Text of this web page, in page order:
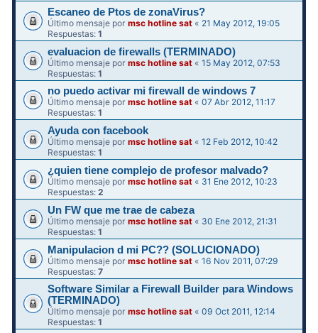
Escaneo de Ptos de zonaVirus?
Último mensaje pormsc hotline sat « 21 May 2012, 19:05
Respuestas:1
evaluacion de firewalls (TERMINADO)
Último mensaje pormsc hotline sat «15 May 2012, 07:53
Respuestas:1
no puedo activar mi firewall de windows 7
Último mensaje pormsc hotline sat «07 Abr 2012, 11:17
Respuestas:1
Ayuda con facebook
Último mensaje pormsc hotline sat «12 Feb 2012, 10:42
Respuestas:1
¿quien tiene complejo de profesor malvado?
Último mensaje pormsc hotline sat « 31 Ene 2012, 10:23
Respuestas:2
Un FW que me trae de cabeza
Último mensaje pormsc hotline sat « 30 Ene 2012, 21:31
Respuestas:1
Manipulacion d mi PC?? (SOLUCIONADO)
Último mensaje pormsc hotline sat «16 Nov 2011, 07:29
Respuestas:7
Software Similar a Firewall Builder para Windows
(TERMINADO)
Último mensaje pormsc hotline sat «09 Oct 2011, 12:14
Respuestas:1